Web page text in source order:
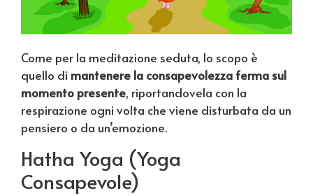
Come per la meditazione seduta, lo scopo è
quello di mantenere la consapevolezza ferma sul
momento presente, riportandovela con la
respirazione ogni volta che viene disturbata da un
pensiero o da un’emozione.
Hatha Yoga (Yoga
Consapevole)